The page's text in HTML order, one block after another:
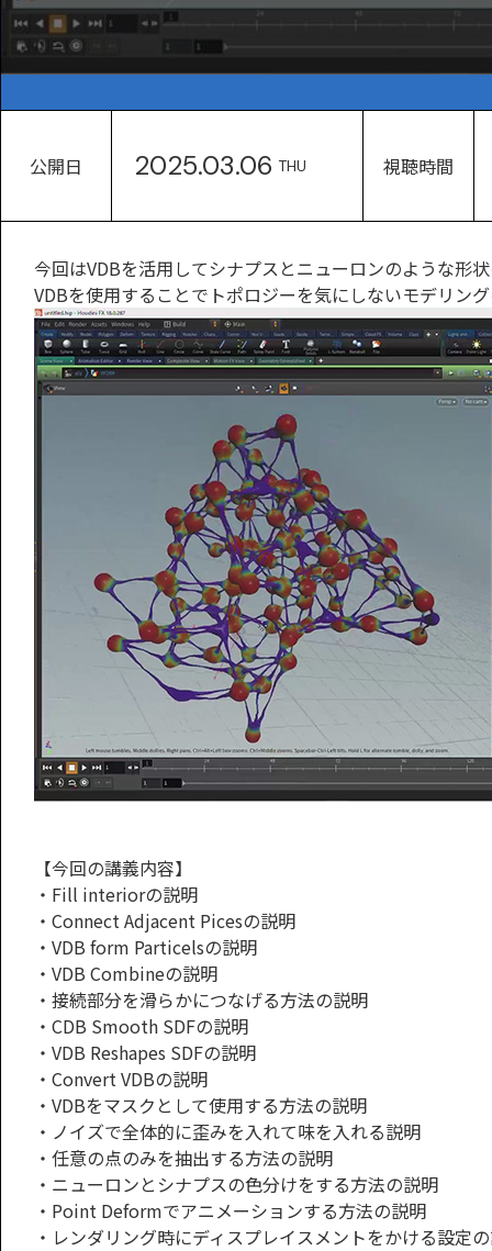
公開日 2025.03.06 THU 視聴時間
今回はVDBを活用してシナプスとニューロンのような形
VDBを使用することでトポロジーを気にしないモデリン
【今回の講義内容】
・Fill interiorの説明
・Connect Adjacent Picesの説明
・VDB form Particelsの説明
・VDB Combineの説明
・接続部分を滑らかにつなげる方法の説明
・CDB Smooth SDFの説明
・VDB Reshapes SDFの説明
・Convert VDBの説明
・VDBをマスクとして使用する方法の説明
・ノイズで全体的に歪みを入れて味を入れる説明
・任意の点のみを抽出する方法の説明
・ニューロンとシナプスの色分けをする方法の説明
・Point Deformでアニメーションする方法の説明
・レンダリング時にディスプレイスメントをかける設定